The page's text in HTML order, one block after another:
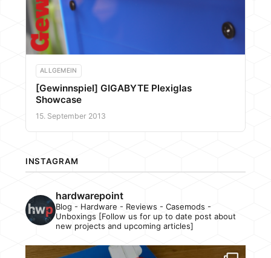
ALLGEMEIN
[Gewinnspiel] GIGABYTE Plexiglas
Showcase
15. September 2013
INSTAGRAM
hardwarepoint
Blog - Hardware - Reviews - Casemods -
Unboxings [Follow us for up to date post about
new projects and upcoming articles]